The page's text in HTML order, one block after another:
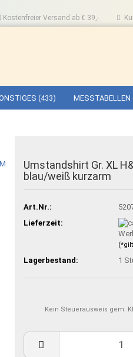
Kostenfreier Versand ab € 39,-
(433) MESSTABELLEN
Umstandshirt Gr. XL
blau/weiß kurzarm
Art.Nr.:
Lieferzeit:
Lagerbestand: 1
Kein Steuerausweis gem.